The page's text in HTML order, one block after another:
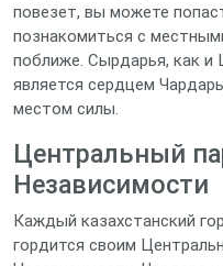
повезет, вы можете
познакомиться с
поближе. Сырдарья, как и
является сердцем
местом силы.
Центральный
Независимости
Каждый казахстанский
гордится своим